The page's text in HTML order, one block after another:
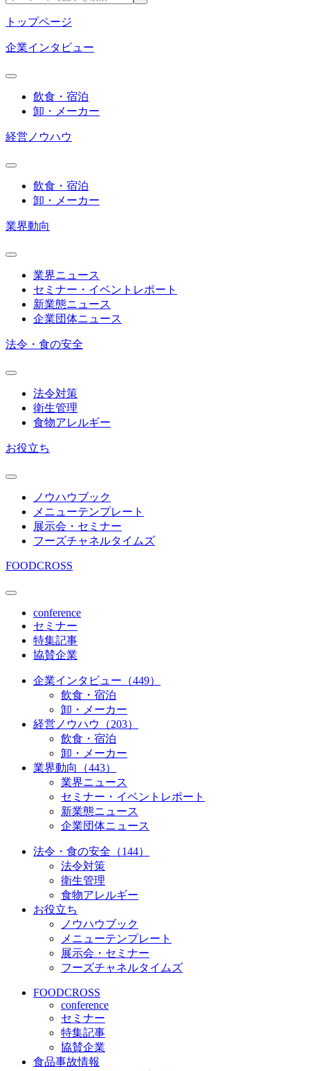
トップページ
企業インタビュー
飲食・宿泊
卸・メーカー
経営ノウハウ
飲食・宿泊
卸・メーカー
業界動向
業界ニュース
セミナー・イベントレポート
新業態ニュース
企業団体ニュース
法令・食の安全
法令対策
衛生管理
食物アレルギー
お役立ち
ノウハウブック
メニューテンプレート
展示会・セミナー
フーズチャネルタイムズ
FOODCROSS
conference
セミナー
特集記事
協賛企業
企業インタビュー（449）
飲食・宿泊
卸・メーカー
経営ノウハウ（203）
飲食・宿泊
卸・メーカー
業界動向（443）
業界ニュース
セミナー・イベントレポート
新業態ニュース
企業団体ニュース
法令・食の安全（144）
法令対策
衛生管理
食物アレルギー
お役立ち
ノウハウブック
メニューテンプレート
展示会・セミナー
フーズチャネルタイムズ
FOODCROSS
conference
セミナー
特集記事
協賛企業
食品事故情報